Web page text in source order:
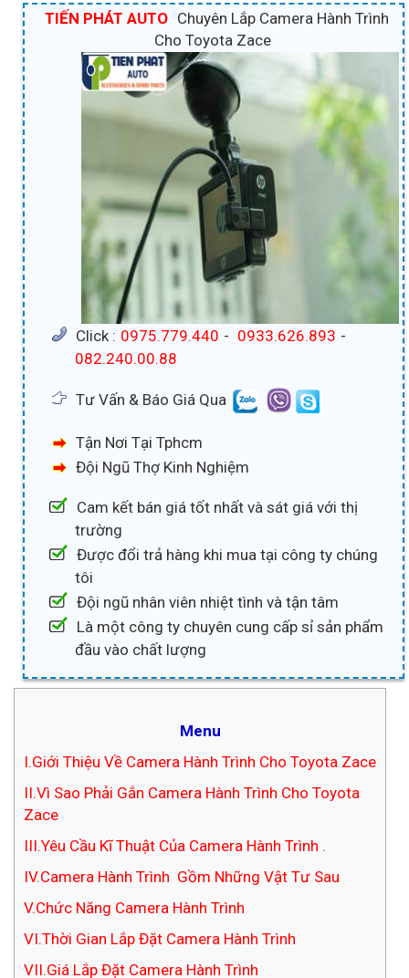
TIẾN PHÁT AUTO Chuyên Lắp Camera Hành Trình
Cho Toyota Zace
Click : 0975.779.440 - 0933.626.893 -
082.240.00.88
Tư Vấn & Báo Giá Qua
Tận Nơi Tại Tphcm
Đội Ngũ Thợ Kinh Nghiệm
Cam kết bán giá tốt nhất và sát giá với thị
trường
Được đổi trả hàng khi mua tại công ty chúng
tôi
Đội ngũ nhân viên nhiệt tình và tận tâm
Là một công ty chuyên cung cấp sỉ sản phẩm
đầu vào chất lượng
Menu
I.Giới Thiệu Về Camera Hành Trình Cho Toyota Zace
II.Vì Sao Phải Gắn Camera Hành Trình Cho Toyota
Zace
III.Yêu Cầu Kĩ Thuật Của Camera Hành Trình .
IV.Camera Hành Trình Gồm Những Vật Tư Sau
V.Chức Năng Camera Hành Trình
VI.Thời Gian Lắp Đặt Camera Hành Trình
VII.Giá Lắp Đặt Camera Hành Trình